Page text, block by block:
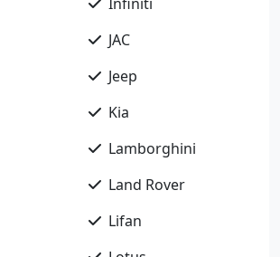
JAC
Jeep
Kia
Lamborghini
Land Rover
Lifan